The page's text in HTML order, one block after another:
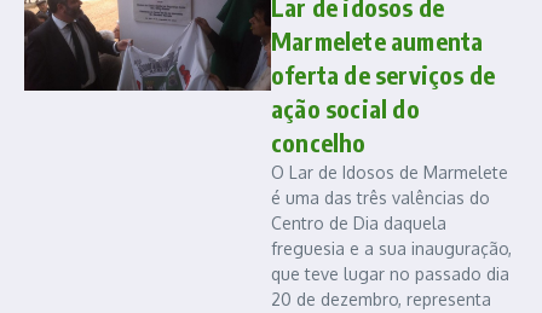
Lar de idosos de
Marmelete aumenta
oferta de serviços de
ação social do
concelho
O Lar de Idosos de Marmelete
é uma das três valências do
Centro de Dia daquela
freguesia e a sua inauguração,
que teve lugar no passado dia
20 de dezembro, representa